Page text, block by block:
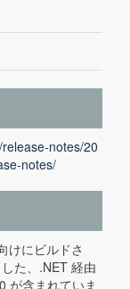
notes/20
notes/
けにビルドさ
た、.NET 経由
が含まれていま